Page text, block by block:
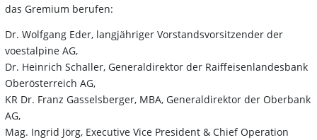
das Gremium berufen:
Dr. Wolfgang Eder, langjähriger Vorstandsvorsitzender der
voestalpine AG,
Dr. Heinrich Schaller, Generaldirektor der Raiffeisenlandesbank
Oberösterreich AG,
KR Dr. Franz Gasselsberger, MBA, Generaldirektor der Oberbank
AG,
Mag. Ingrid Jörg, Executive Vice President & Chief Operation